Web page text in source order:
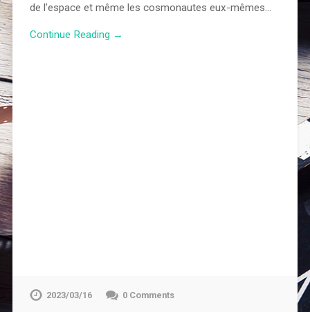
de l’espace et même les cosmonautes eux-mêmes…
Continue Reading →
2023/03/16 0 Comments